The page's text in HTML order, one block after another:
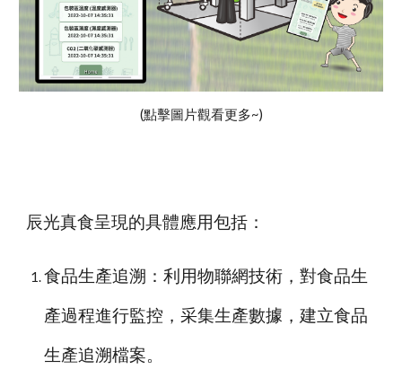
(點擊圖片觀看更多~)
辰光真食呈現的具體應用包括：
食品生產追溯：利用物聯網技術，對食品生
產過程進行監控，采集生產數據，建立食品
生產追溯檔案。